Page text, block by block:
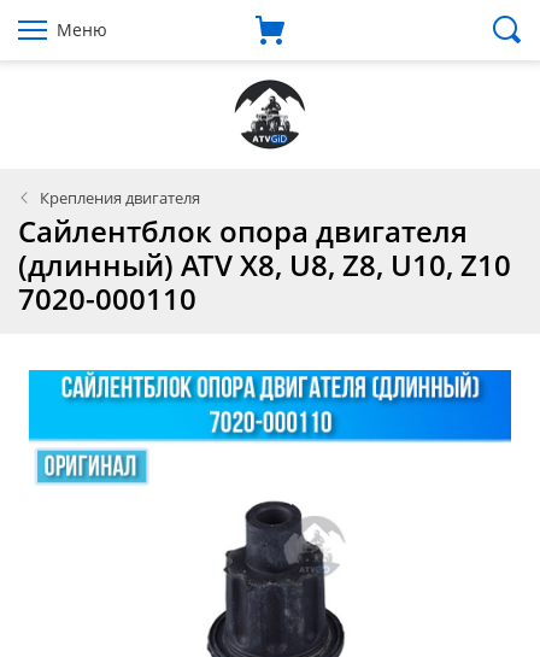
Меню
Крепления двигателя
Cайлентблок опора двигателя
(длинный) ATV X8, U8, Z8, U10, Z10
7020-000110